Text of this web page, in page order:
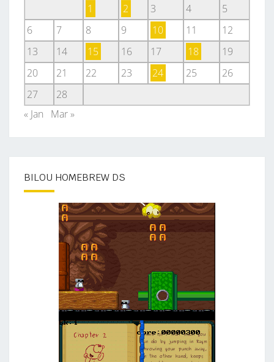
1
2 3 4
5
6
7 8 9 10 11
12
13
14 15 16 17 18
19
20
21 22 23 24 25
26
27
28
« Jan
Mar »
BILOU HOMEBREW DS